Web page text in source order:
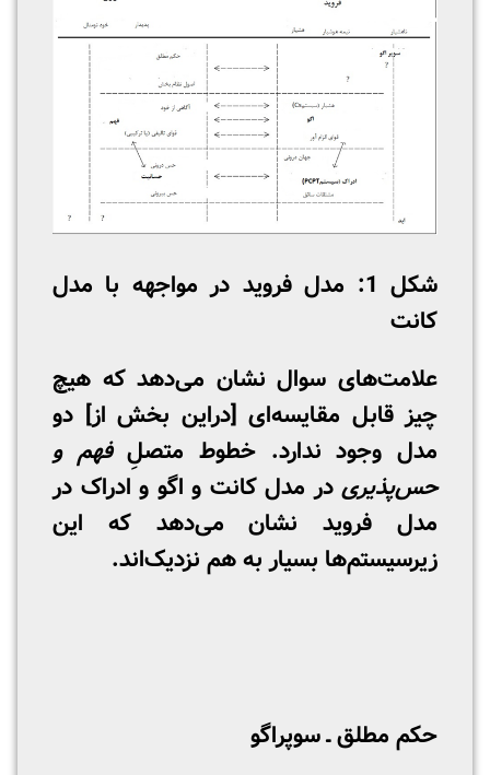
شکل 1: مدل فروید در مواجهه با مدل
کانت
علامت‌های سوال نشان می‌دهد که هیچ
چیز قابل مقایسه‌ای [دراین بخش از] دو
مدل وجود ندارد. خطوط متصلِفهم و
حس‌پذیری در مدل کانت و اگو و ادراک در
مدل فروید نشان می‌دهد که این
زیرسیستم‌ها بسیار به هم نزدیک‌اند.
حکم مطلق ـ سوپراگو